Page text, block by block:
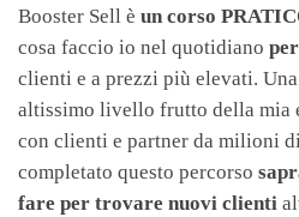
Booster Sell è un corso
cosa faccio io nel quotidiano
clienti e a prezzi più elevati.
altissimo livello frutto della mia
con clienti e partner da milioni
completato questo percorso
fare per trovare nuovi clienti